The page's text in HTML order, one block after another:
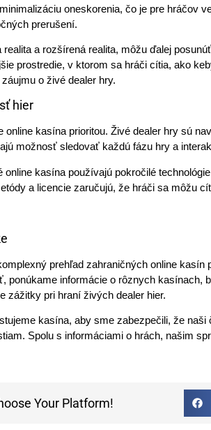
oneskorenia, čo je pre hráčov
prerušení.
a rozšírená realita, môžu ďalej
prostredie, v ktorom sa hráči cítia, ako
o živé dealer hry.
hier
online kasína prioritou. Živé dealer hry sú
možnosť sledovať každú fázu hry a
online kasína používajú pokročilé
a licencie zaručujú, že hráči sa môžu
prehľad zahraničných online
ponúkame informácie o rôznych kasínach,
zážitky pri hraní živých dealer hier.
kasína, aby sme zabezpečili, že
Spolu s informáciami o hrách, našim
Your Platform!